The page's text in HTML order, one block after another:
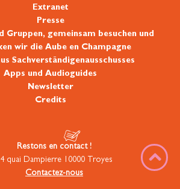
Extranet
Presse
Gruppen, gemeinsam besuchen und
wir die Aube en Champagne
Sachverständigenausschusses
Apps und Audioguides
Newsletter
Credits
Restons en contact !
quai Dampierre 10000 Troyes
Contactez-nous